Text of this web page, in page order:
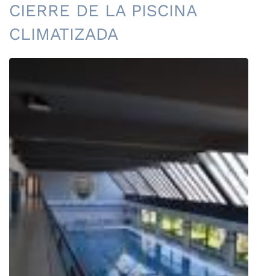
CIERRE DE LA PISCINA
CLIMATIZADA